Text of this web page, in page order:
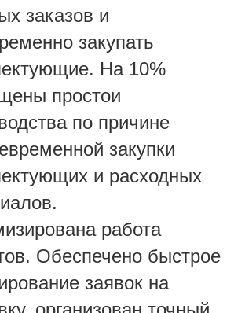
заказов и
закупать
На 10%
простои
по причине
закупки
и расходных
работа
Обеспечено быстрое
заявок на